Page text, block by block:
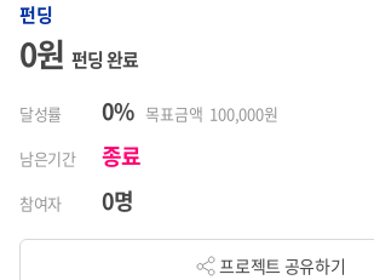
펀딩
0원 펀딩 완료
달성률 0% 목표금액 100,000원
남은기간
종료
참여자 0명
프로젝트 공유하기